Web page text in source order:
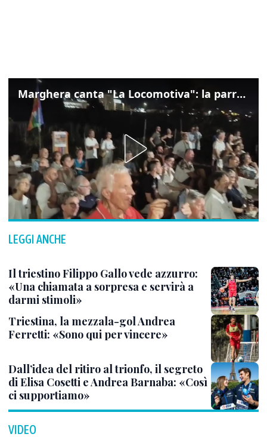
Marghera canta "La Locomotiva": la parrocchia della Cita ricorda Guccini
LEGGI ANCHE
Il triestino Filippo Gallo vede azzurro:
«Una chiamata a sorpresa e servirà a
darmi stimoli»
Triestina, la mezzala-gol Andrea
Ferretti: «Sono qui per vincere»
Dall’idea del ritiro al trionfo, il segreto
di Elisa Cosetti e Andrea Barnaba: «Così
ci supportiamo»
VIDEO